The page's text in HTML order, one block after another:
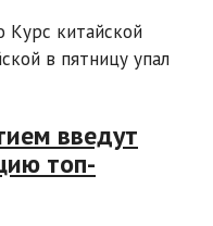
Курс китайской
в пятницу упал
введут
топ-